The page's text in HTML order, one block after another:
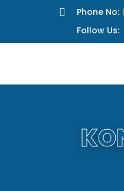
Phone No:
Follow Us: